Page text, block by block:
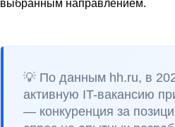
выбранным направлением.
💡 По данным hh.ru, в
активную IT-вакансию
— конкуренция за